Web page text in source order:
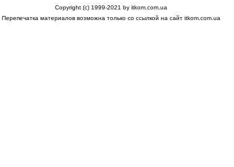
Copyright (c) 1999-2021 by itkom.com.ua
Перепечатка материалов возможна только со ссылкой на сайт itkom.com.ua